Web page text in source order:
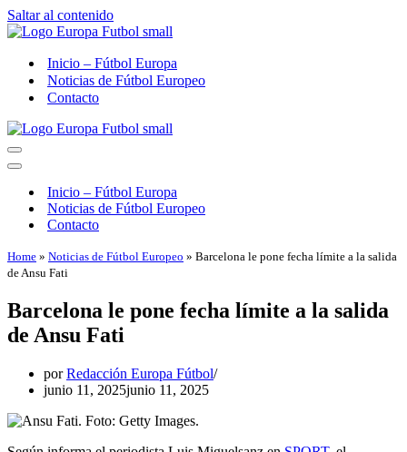
Saltar al contenido
Inicio – Fútbol Europa
Noticias de Fútbol Europeo
Contacto
Menú
de
Menú
navegaciónInicio – Fútbol Europa
Noticias de Fútbol Europeo
Contacto
Home » Noticias de Fútbol Europeo » Barcelona le pone fecha límite a la salida
de Ansu Fati
Barcelona le pone fecha límite a la salida
de Ansu Fati
porRedacción Europa Fútbol
junio 11, 2025junio 11, 2025